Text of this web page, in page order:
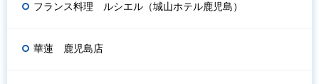
フランス料理 ルシエル（城山ホテル鹿児島）
華蓮 鹿児島店